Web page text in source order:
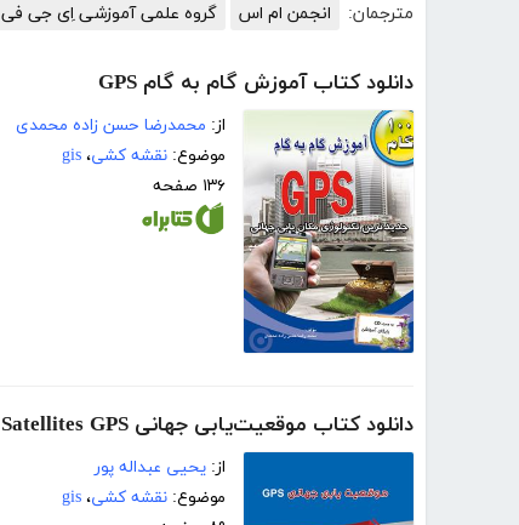
مترجمان: انجمن ام اس گروه علمی آموزشی اِی جی فی 3
دانلود کتاب آموزش گام به گام GPS
از: محمدرضا حسن زاده محمدی
موضوع: نقشه کشی، gis
۱۳۶ صفحه
دانلود کتاب موقعیت‌یابی جهانی Satellites GPS
از: یحیی عبداله پور
موضوع: نقشه کشی، gis